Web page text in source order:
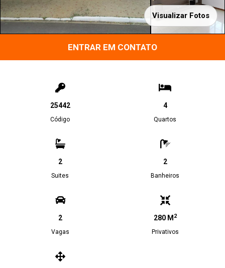
Visualizar Fotos
ENTRAR EM CONTATO
25442
Código
4
Quartos
2
Suites
2
Banheiros
2
Vagas
280 M 2
Privativos